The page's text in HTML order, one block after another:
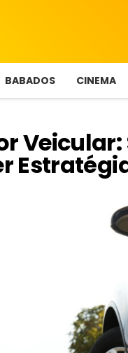
BABADOS CINEMA